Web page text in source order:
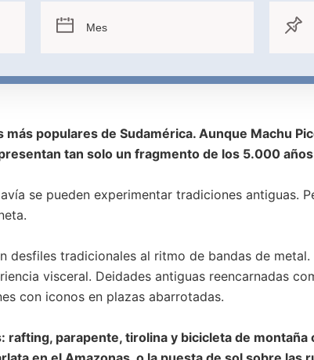
populares de Sudamérica. Aunque Machu
tan solo un fragmento de los 5.000
se pueden experimentar tradiciones antiguas.
desfiles tradicionales al ritmo de bandas de
visceral. Deidades antiguas reencarnadas
con iconos en plazas abarrotadas.
rafting, parapente, tirolina y bicicleta de